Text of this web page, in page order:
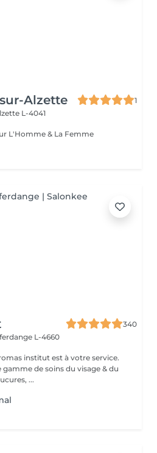
Alzette
1
L-4041
& Bien-être Pour L'Homme & La Femme
340
L-4660
institut est à votre service.
de soins du visage & du
...